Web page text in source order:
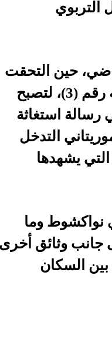
بين
مميز في
مجلس
ملفات
اجتماع بين
حول
أكوا توقّع
الطاقة (PPA)
وزير
الماضي
رئيس
مستشاراً
تفرغ زينه رقم (3)، لتصبح
جانب وثائق أخرى